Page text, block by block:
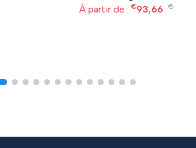
À partir de : €93,66 €